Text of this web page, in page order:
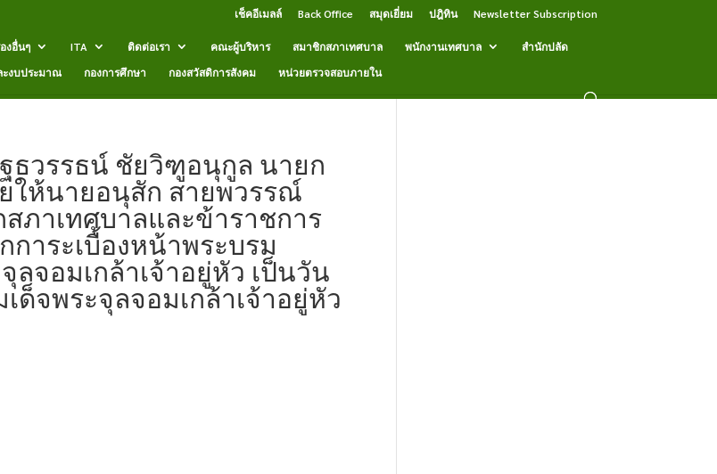
เช็คอีเมลล์ Back Office สมุดเยี่ยม ปฎิทิน Newsletter Subscription
องอื่นๆ ITA ติดต่อเรา คณะผู้บริหาร สมาชิกสภาเทศบาล พนักงานเทศบาล
สำนักปลัด
ะงบประมาณ กองการศึกษา กองสวัสดิการสังคม หน่วยตรวจสอบภายใน
ธวรรธน์ ชัยวิฑูอนุกูล นายก
ให้นายอนุสัก สายพวรรณ์
ภาเทศบาลและข้าราชการ
าระเบื้องหน้าพระบรม
จอมเกล้าเจ้าอยู่หัว เป็นวัน
จพระจุลจอมเกล้าเจ้าอยู่หัว